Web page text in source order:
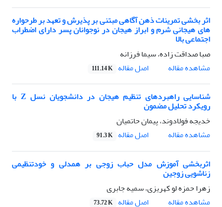
اثر بخشی تمرینات ذهن آگاهی مبتنی بر پذیرش و تعهد بر طرحواره
های هیجانی شرم و ابراز هیجان در نوجوانان پسر دارای اضطراب
اجتماعی بالا
صبا صداقت زاده، سیما فرزانه
مشاهده مقاله
اصل مقاله 111.14 K
شناسایی راهبردهای تنظیم هیجان در دانشجویان نسل Z با
رویکرد تحلیل مضمون
خدیجه فولادوند، پیمان حاتمیان
مشاهده مقاله
اصل مقاله 91.3 K
اثربخشی آموزش مدل حباب زوجی بر همدلی و خودتنظیمی
زناشویی زوجین
زهرا حمزه لو کهریزی، سمیه جابری
مشاهده مقاله
اصل مقاله 73.72 K